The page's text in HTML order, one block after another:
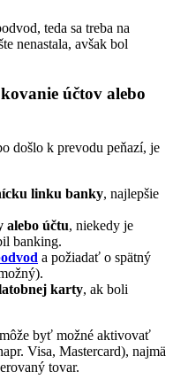
teda sa treba na
nenastala, avšak bol
účtov alebo
došlo k prevodu peňazí, je
linku banky, najlepšie
alebo účtu, niekedy je
banking.
a požiadať o spätný
karty, ak boli
byť možné aktivovať
Visa, Mastercard), najmä
tovar.